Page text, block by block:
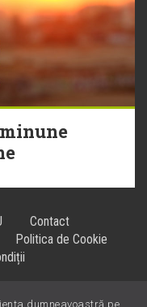
Contact
Politica de Cookie
dumneavoastră pe